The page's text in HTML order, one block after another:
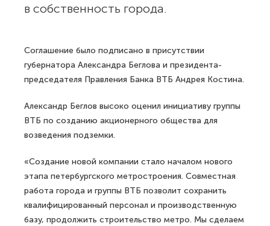
в собственность города.
Соглашение было подписано в присутствии
губернатора Александра Беглова и президента-
председателя Правления Банка ВТБ Андрея Костина.
Александр Беглов высоко оценил инициативу группы
ВТБ по созданию акционерного общества для
возведения подземки.
«Создание новой компании стало началом нового
этапа петербургского метростроения. Совместная
работа города и группы ВТБ позволит сохранить
квалифицированный персонал и производственную
базу, продолжить строительство метро. Мы сделаем